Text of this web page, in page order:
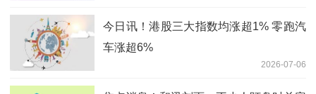
今日讯！港股三大指数均涨超1% 零跑汽
车涨超6%
2026-07-06